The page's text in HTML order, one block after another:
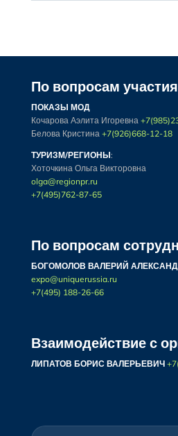
По вопросам участия
ПОКАЗЫ МОД
Кочарова Аэлита Игоревна
Белова Кристина +7(926)668-12-18
ТУРИЗМ/РЕГИОНЫ:
Хоточкина Ольга Викторовна
olga@regionpr.ru
+7(495)762-87-65
По вопросам
БОГОМОЛОВ ВАЛЕРИЙ
expo@uniquerussia.ru
+7(495) 188-26-66
Взаимодействие с
ЛИПАТОВ БОРИС ВАЛЕРЬЕВИЧ